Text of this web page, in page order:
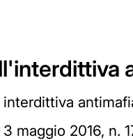
maggio 2016, n.